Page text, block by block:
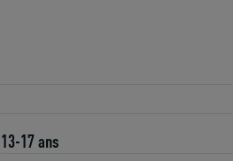
13-17 ans